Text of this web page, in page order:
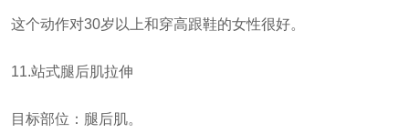
这个动作对30岁以上和穿高跟鞋的女性很好。
11.站式腿后肌拉伸
目标部位：腿后肌。